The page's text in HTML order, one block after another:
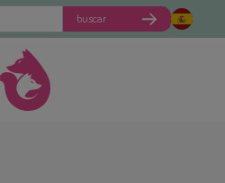
buscar